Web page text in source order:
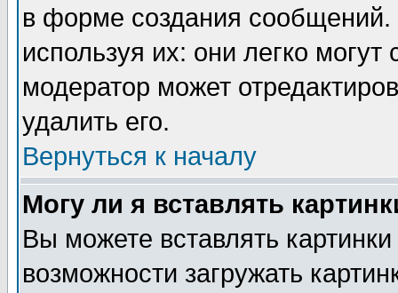
в форме создания сообщений.
используя их: они легко
модератор может
удалить его.
Вернуться к началу
Могу ли я вставлять
Вы можете вставлять
возможности загружать